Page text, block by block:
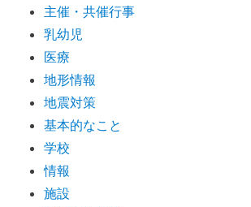
主催・共催行事
乳幼児
医療
地形情報
地震対策
基本的なこと
学校
情報
施設